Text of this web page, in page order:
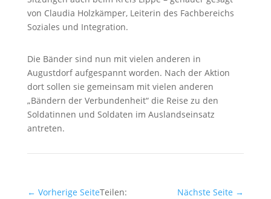
von Claudia Holzkämper, Leiterin des Fachbereichs
Soziales und Integration.
Die Bänder sind nun mit vielen anderen in
Augustdorf aufgespannt worden. Nach der Aktion
dort sollen sie gemeinsam mit vielen anderen
„Bändern der Verbundenheit“ die Reise zu den
Soldatinnen und Soldaten im Auslandseinsatz
antreten.
← Vorherige Seite Nächste Seite →
Teilen: